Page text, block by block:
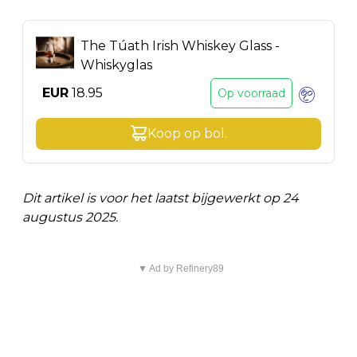
The Túath Irish Whiskey Glass -
Whiskyglas
EUR 18.95 Op voorraad
Koop op bol .
Dit artikel is voor het laatst bijgewerkt op 24
augustus 2025.
▼ Ad by Refinery89